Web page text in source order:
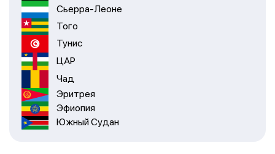
Сьерра-Леоне
Того
Тунис
ЦАР
Чад
Эритрея
Эфиопия
Южный Судан